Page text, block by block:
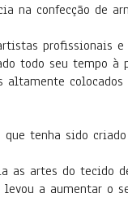
na confecção de
profissionais e
todo seu tempo
altamente
que tenha sido
as artes do tecido
a aumentar o